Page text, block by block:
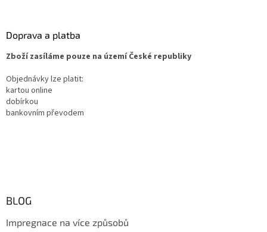
Doprava a platba
Zboží zasíláme pouze na území České republiky
Objednávky lze platit:
kartou online
dobírkou
bankovním převodem
BLOG
Impregnace na více způsobů